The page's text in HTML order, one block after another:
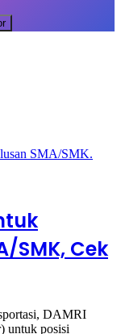
SMK, Cek
DAMRI
untuk posisi